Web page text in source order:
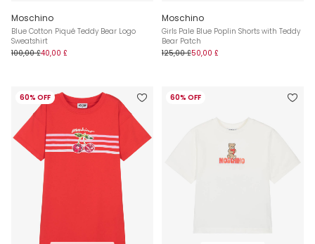
Moschino
Blue Cotton Piqué Teddy Bear Logo
Sweatshirt
100,00 £40,00 £
Moschino
Girls Pale Blue Poplin Shorts with Teddy
Bear Patch
125,00 £50,00 £
60% OFF 60% OFF